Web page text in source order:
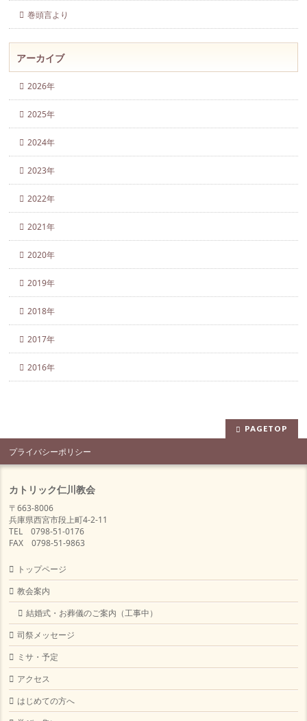
巻頭言より
アーカイブ
2026年
2025年
2024年
2023年
2022年
2021年
2020年
2019年
2018年
2017年
2016年
PAGETOP
プライバシーポリシー
カトリック仁川教会
〒663-8006
兵庫県西宮市段上町4-2-11
TEL 0798-51-0176
FAX 0798-51-9863
トップページ
教会案内
結婚式・お葬儀のご案内（工事中）
司祭メッセージ
ミサ・予定
アクセス
はじめての方へ